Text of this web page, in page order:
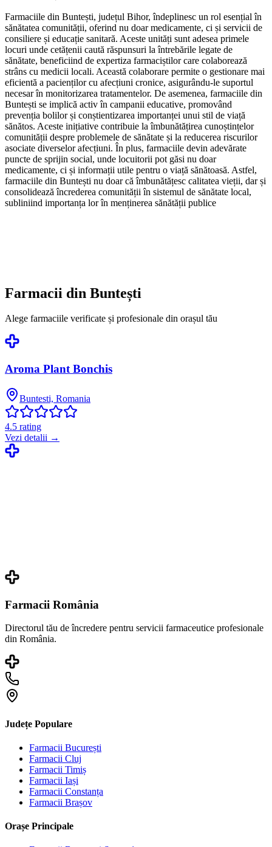
Farmaciile din Buntești, județul Bihor, îndeplinesc un rol esențial în
sănătatea comunității, oferind nu doar medicamente, ci și servicii de
consiliere și educație sanitară. Aceste unități sunt adesea primele
locuri unde cetățenii caută răspunsuri la întrebările legate de
sănătate, beneficiind de expertiza farmaciștilor care colaborează
strâns cu medicii locali. Această colaborare permite o gestionare mai
eficientă a pacienților cu afecțiuni cronice, asigurându-le suportul
necesar în monitorizarea tratamentelor. De asemenea, farmaciile din
Buntești se implică activ în campanii educative, promovând
prevenția bolilor și conștientizarea importanței unui stil de viață
sănătos. Aceste inițiative contribuie la îmbunătățirea cunoștințelor
comunității despre problemele de sănătate și la reducerea riscurilor
asociate diverselor afecțiuni. În plus, farmaciile devin adevărate
puncte de sprijin social, unde locuitorii pot găsi nu doar
medicamente, ci și informații utile pentru o viață sănătoasă. Astfel,
farmaciile din Buntești nu doar că îmbunătățesc calitatea vieții, dar și
consolidează încrederea comunității în sistemul de sănătate local,
subliniind importanța lor în menținerea sănătății publice
Farmacii din Buntești
Alege farmaciile verificate și profesionale din orașul tău
Aroma Plant Bonchis
Buntesti, Romania
4.5 rating
Vezi detalii →
Farmacii România
Directorul tău de încredere pentru servicii farmaceutice profesionale
din România.
Județe Populare
Farmacii București
Farmacii Cluj
Farmacii Timiș
Farmacii Iași
Farmacii Constanța
Farmacii Brașov
Orașe Principale